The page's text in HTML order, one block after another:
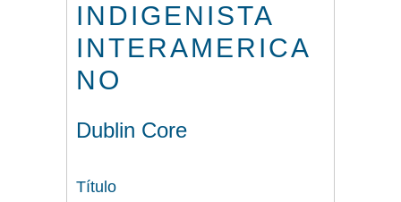
INDIGENISTA
INTERAMERICA
NO
Dublin Core
Título